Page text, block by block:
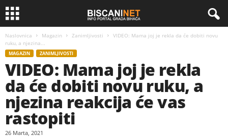
Naslovnica Magazin Zanimljivosti
VIDEO: Mama joj je rekla da će dobiti novu
ruku, a njezina...
MAGAZIN ZANIMLJIVOSTI
VIDEO: Mama joj je rekla
da će dobiti novu ruku, a
njezina reakcija će vas
rastopiti
26 Marta, 2021